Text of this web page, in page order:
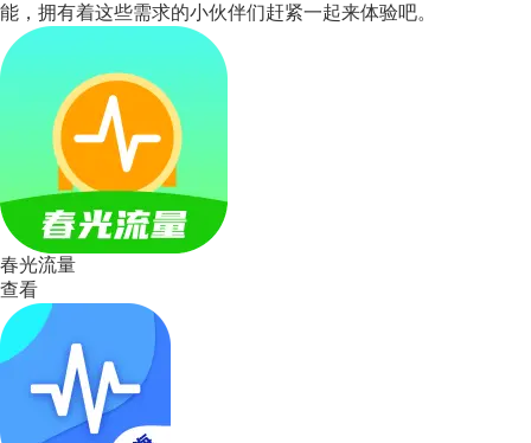
能，拥有着这些需求的小伙伴们赶紧一起来体验吧。
春光流量
查看